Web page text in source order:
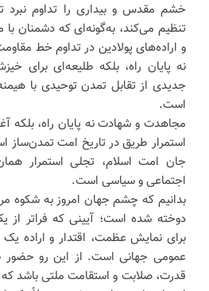
خشم مقدس و بیداری را تداوم نبرد
تنظیم می‌کند، به‌گونه‌ای که دشمنان
و اراده‌های پولادین در تداوم خط
نه پایان راه، بلکه طلیعه‌ای برای
جدیدی از تقابل تمدن توحیدی با
است.
مجاهدت و شهادت نه پایان راه، بلکه
استمرار طریق در تاریخ امت تمدن‌ساز
جان امت اسلام، تجلی استمرار
اجتماعی و سیاسی است.
بدانیم که چشم جهان امروز به شکوه
دوخته شده است؛ آیینی که فراتر
برای نمایش عظمت، اقتدار و اراده یک
عمومی جهانی است. از این رو حضور
قدرت، صلابت و استقامت ملتی باشد